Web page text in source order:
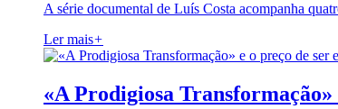
A série documental de Luís Costa acompanha
Ler mais+
«A Prodigiosa